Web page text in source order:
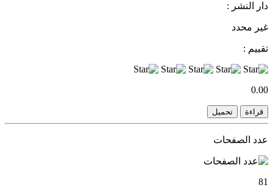
دار النشر :
غير محدد
تقييم :
0.00
قراءة تحميل
عدد الصفحات
81